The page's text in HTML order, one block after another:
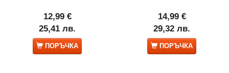
12,99 €
25,41 лв.
ПОРЪЧКА
14,99 €
29,32 лв.
ПОРЪЧКА